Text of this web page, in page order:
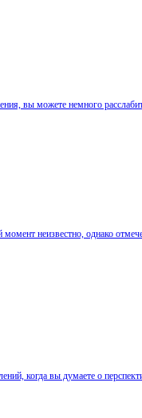
вы можете немного
неизвестно, однако
когда вы думаете о